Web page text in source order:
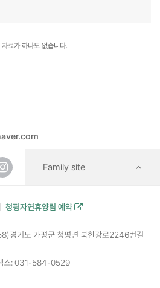
자료가 하나도 없습니다.
Family site
청평자연휴양림 예약
경기도 가평군 청평면 북한강로2246번길
스: 031-584-0529